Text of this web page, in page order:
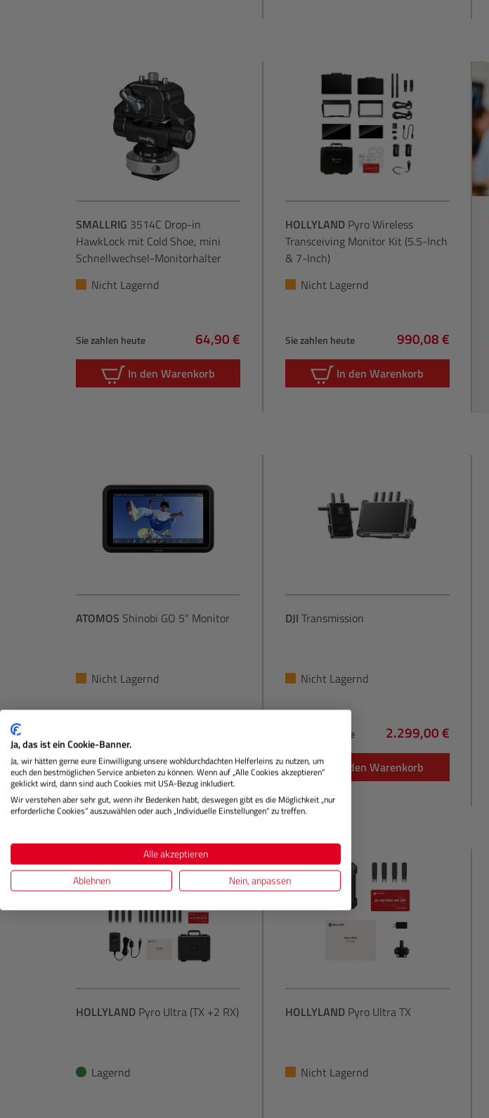
SMALLRIG 3514C Drop-in
HawkLock mit Cold Shoe, mini
Schnellwechsel-Monitorhalter
Nicht Lagernd
Sie zahlen heute
Regulärer Preis:
64,90 €
In den Warenkorb
HOLLYLANDPyro Wireless
Transceiving Monitor Kit (5.5-Inch
& 7-Inch)
Nicht Lagernd
Sie zahlen heute
Regulärer Preis:
990,08 €
In den Warenkorb
ATOMOS Shinobi GO 5" Monitor
Nicht Lagernd
In den Warenkorb
DJI Transmission
Nicht Lagernd
Sie zahlen heute
Regulärer Preis:
2.299,00 €
In den Warenkorb
HOLLYLAND Pyro Ultra (TX +2 RX)
Lagernd
HOLLYLANDPyro Ultra TX
Nicht Lagernd
Ja, das ist ein Cookie-Banner.
Ja, wir hätten gerne eure Einwilligung unsere wohldurchdachten Helferleins zu nutzen, um
euch den bestmöglichen Service anbieten zu können. Wenn auf „Alle Cookies akzeptieren“
geklickt wird, dann sind auch Cookies mit USA-Bezug inkludiert.
Wir verstehen aber sehr gut, wenn ihr Bedenken habt, deswegen gibt es die Möglichkeit „nur
erforderliche Cookies“ auszuwählen oder auch „Individuelle Einstellungen“ zu treffen.
Alle akzeptieren
Ablehnen
Nein, anpassen